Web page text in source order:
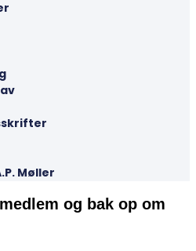
Møller
og bak op om